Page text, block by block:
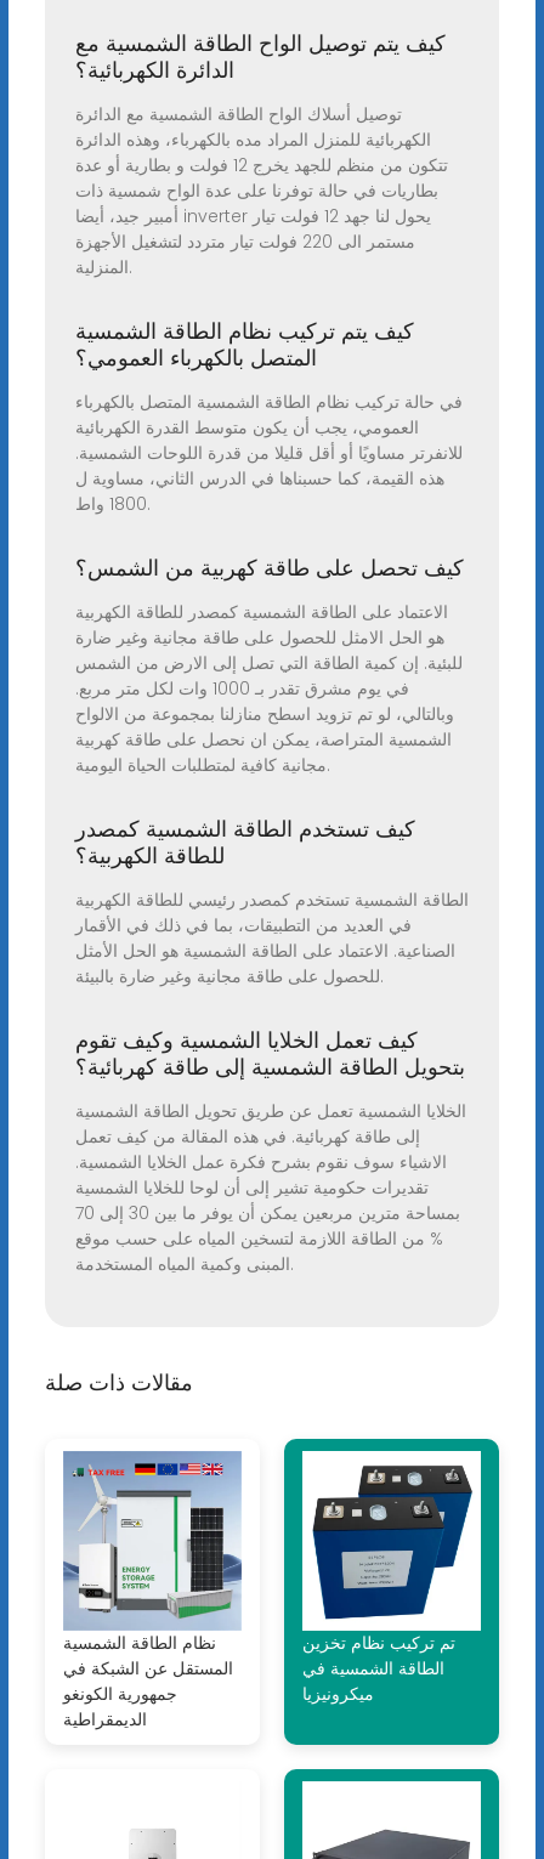
كيف يتم توصيل الواح الطاقة الشمسية مع
الدائرة الكهربائية؟
توصيل أسلاك الواح الطاقة الشمسية مع الدائرة
الكهربائية للمنزل المراد مده بالكهرباء، وهذه الدائرة
تتكون من منظم للجهد يخرج 12 فولت و بطارية أو عدة
بطاريات في حالة توفرنا على عدة الواح شمسية ذات
أمبير جيد، أيضا inverter يحول لنا جهد 12 فولت تيار
مستمر الى 220 فولت تيار متردد لتشغيل الأجهزة
المنزلية.
كيف يتم تركيب نظام الطاقة الشمسية
المتصل بالكهرباء العمومي؟
في حالة تركيب نظام الطاقة الشمسية المتصل بالكهرباء
العمومي، يجب أن يكون متوسط القدرة الكهربائية
للانفرتر مساويًا أو أقل قليلا من قدرة اللوحات الشمسية.
هذه القيمة، كما حسبناها في الدرس الثاني، مساوية ل
1800 واط.
كيف تحصل على طاقة كهربية من الشمس؟
الاعتماد على الطاقة الشمسية كمصدر للطاقة الكهربية
هو الحل الامثل للحصول على طاقة مجانية وغير ضارة
للبئية. إن كمية الطاقة التي تصل إلى الارض من الشمس
في يوم مشرق تقدر بـ 1000 وات لكل متر مربع.
وبالتالي، لو تم تزويد اسطح منازلنا بمجموعة من الالواح
الشمسية المتراصة، يمكن ان نحصل على طاقة كهربية
مجانية كافية لمتطلبات الحياة اليومية.
كيف تستخدم الطاقة الشمسية كمصدر
للطاقة الكهربية؟
الطاقة الشمسية تستخدم كمصدر رئيسي للطاقة الكهربية
في العديد من التطبيقات، بما في ذلك في الأقمار
الصناعية. الاعتماد على الطاقة الشمسية هو الحل الأمثل
للحصول على طاقة مجانية وغير ضارة بالبيئة.
كيف تعمل الخلايا الشمسية وكيف تقوم
بتحويل الطاقة الشمسية إلى طاقة كهربائية؟
الخلايا الشمسية تعمل عن طريق تحويل الطاقة الشمسية
إلى طاقة كهربائية. في هذه المقالة من كيف تعمل
الاشياء سوف نقوم بشرح فكرة عمل الخلايا الشمسية.
تقديرات حكومية تشير إلى أن لوحا للخلايا الشمسية
بمساحة مترين مربعين يمكن أن يوفر ما بين 30 إلى 70
% من الطاقة اللازمة لتسخين المياه على حسب موقع
المبنى وكمية المياه المستخدمة.
مقالات ذات صلة
نظام الطاقة الشمسية
المستقل عن الشبكة في
جمهورية الكونغو
الديمقراطية
تم تركيب نظام تخزين
الطاقة الشمسية في
ميكرونيزيا